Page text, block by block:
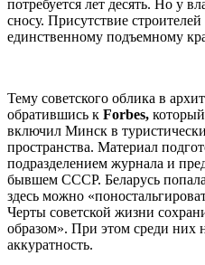
потребуется лет десять. Но у
сносу. Присутствие
единственному подъемному
Тему советского облика в
обратившись к Forbes,
включил Минск в
пространства. Материал
подразделением журнала и
бывшем СССР. Беларусь
здесь можно
Черты советской жизни
образом». При этом среди них
аккуратность.